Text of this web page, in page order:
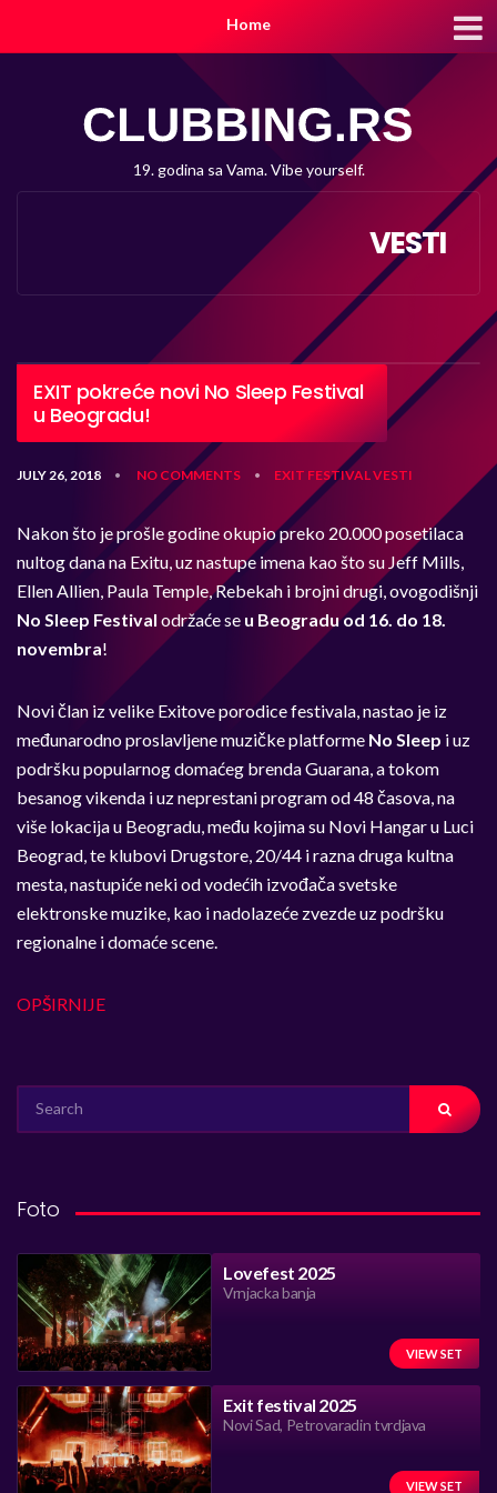
Home
19. godina sa Vama. Vibe yourself.
VESTI
EXIT pokreće novi No Sleep Festival
u Beogradu!
JULY 26, 2018 • NO COMMENTS • EXIT FESTIVALVESTI
Nakon što je prošle godine okupio preko 20.000 posetilaca
nultog dana na Exitu, uz nastupe imena kao što su Jeff Mills,
Ellen Allien, Paula Temple, Rebekah i brojni drugi, ovogodišnji
No Sleep Festival održaće se u Beogradu od 16. do 18.
novembra!
Novi član iz velike Exitove porodice festivala, nastao je iz
međunarodno proslavljene muzičke platforme No Sleep i uz
podršku popularnog domaćeg brenda Guarana, a tokom
besanog vikenda i uz neprestani program od 48 časova, na
više lokacija u Beogradu, među kojima su Novi Hangar u Luci
Beograd, te klubovi Drugstore, 20/44 i razna druga kultna
mesta, nastupiće neki od vodećih izvođača svetske
elektronske muzike, kao i nadolazeće zvezde uz podršku
regionalne i domaće scene.
OPŠIRNIJE
FOR:
Foto
Lovefest 2025
Vrnjacka banja
VIEW SET
Exit festival 2025
Novi Sad, Petrovaradin tvrdjava
VIEW SET